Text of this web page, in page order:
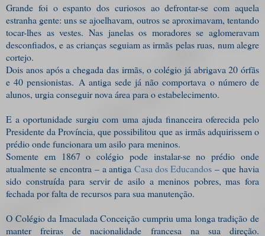
Grande foi o espanto dos curiosos ao defrontar-se com aquela
estranha gente: uns se ajoelhavam, outros se aproximavam, tentando
tocar-lhes as vestes. Nas janelas os moradores se aglomeravam
desconfiados, e as crianças seguiam as irmãs pelas ruas, num alegre
cortejo.
Dois anos após a chegada das irmãs, o colégio já abrigava 20 órfãs
e 40 pensionistas. A antiga sede já não comportava o número de
alunos, urgia conseguir nova área para o estabelecimento.
E a oportunidade surgiu com uma ajuda financeira oferecida pelo
Presidente da Província, que possibilitou que as irmãs adquirissem o
prédio onde funcionara um asilo para meninos.
Somente em 1867 o colégio pode instalar-se no prédio onde
atualmente se encontra – a antigaCasa dos Educandos – que havia
sido construída para servir de asilo a meninos pobres, mas fora
fechada por falta de recursos para sua manutenção.
O Colégio da Imaculada Conceição cumpriu uma longa tradição de
manter freiras de nacionalidade francesa na sua direção.